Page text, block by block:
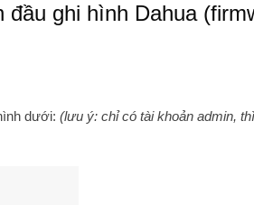
ghi hình Dahua
dưới: (lưu ý: chỉ có tài khoản admin,